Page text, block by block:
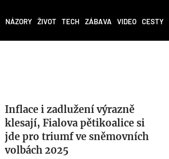
NÁZORY ŽIVOT TECH ZÁBAVA VIDEO CESTY
Inflace i zadlužení výrazně
klesají, Fialova pětikoalice si
jde pro triumf ve sněmovních
volbách 2025